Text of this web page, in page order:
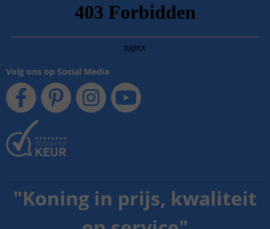
Volg ons op Social Media
"Koning in prijs, kwaliteit